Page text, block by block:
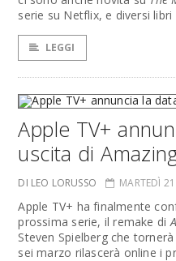
serie su Netflix, e diversi
LEGGI
Apple TV+
uscita di
DI LEO LORUSSO MARTEDÌ
Apple TV+ ha finalmente
prossima serie, il remake di
Steven Spielberg che
sei marzo rilascerà online i